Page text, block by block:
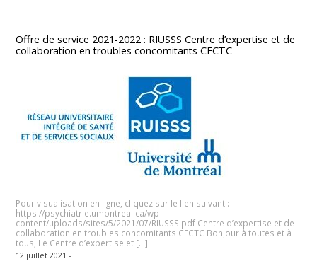
Offre de service 2021-2022 : RIUSSS Centre d’expertise et de
collaboration en troubles concomitants CECTC
Pour visualisation en ligne, cliquez sur le lien suivant :
https://psychiatrie.umontreal.ca/wp-
content/uploads/sites/5/2021/07/RIUSSS.pdf Centre d’expertise et de
collaboration en troubles concomitants CECTC Bonjour à toutes et à
tous, Le Centre d’expertise et […]
12 juillet 2021 -